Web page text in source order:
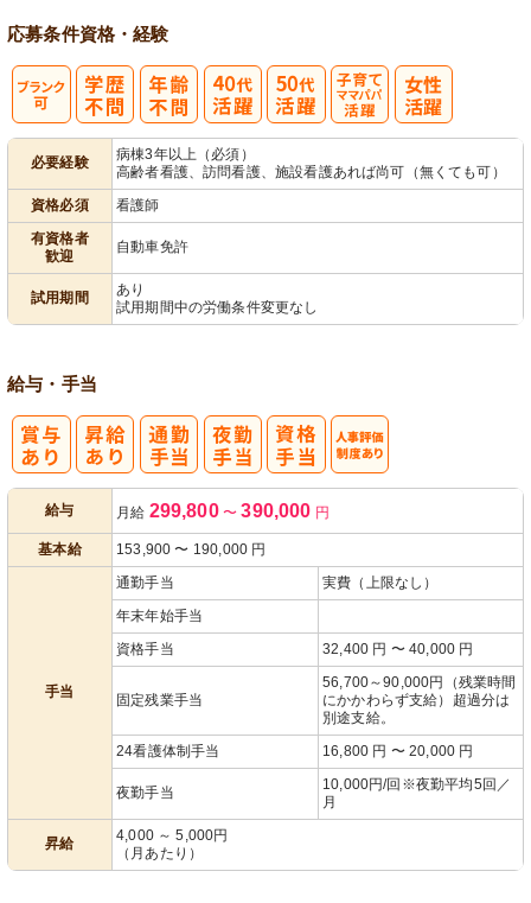
応募条件資格・経験
必要経験
病棟3年以上（必須）
高齢者看護、訪問看護、施設看護あれば尚可（無くても可）
資格必須
看護師
有資格者
歓迎
自動車免許
試用期間
あり
試用期間中の労働条件変更なし
給与・手当
給与 月給 299,800 〜 390,000 円
基本給 153,900 〜 190,000 円
手当
通勤手当
実費（上限なし）
年末年始手当
資格手当
32,400 円 〜 40,000 円
固定残業手当
56,700～90,000円（残業時間
にかかわらず支給）超過分は
別途支給。
24看護体制手当
16,800 円 〜 20,000 円
夜勤手当
10,000円/回※夜勤平均5回／
月
昇給
4,000 ～ 5,000円
（月あたり）